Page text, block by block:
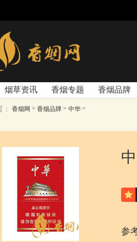
烟草资讯 香烟专题 香烟品牌
香烟网 > 香烟品牌 > 中华 >
参